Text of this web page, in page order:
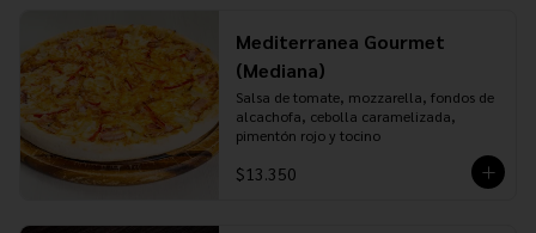
Mediterranea Gourmet
(Mediana)
Salsa de tomate, mozzarella, fondos de
alcachofa, cebolla caramelizada,
pimentón rojo y tocino
$13.350